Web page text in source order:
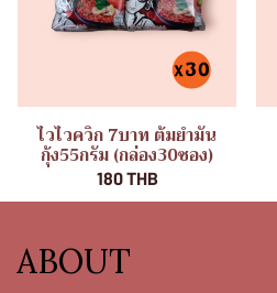
ไวไวควิก 7บาท ต้มยำมัน
กุ้ง55กรัม (กล่อง30ซอง)
180 THB
ABOUT